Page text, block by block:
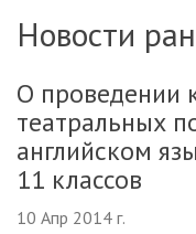
Новости
О проведении
театральных
английском
11 классов
10 Апр 2014 г.